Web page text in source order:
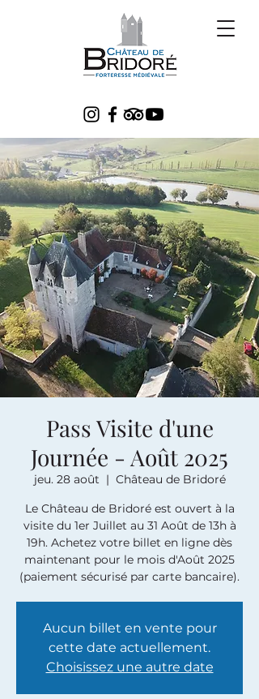
Pass Visite d'une
Journée - Août 2025
jeu. 28 août
  |
Château de Bridoré
Le Château de Bridoré est ouvert à la
visite du 1er Juillet au 31 Août de 13h à
19h. Achetez votre billet en ligne dès
maintenant pour le mois d'Août 2025
(paiement sécurisé par carte bancaire).
Aucun billet en vente pour
cette date actuellement.
Choisissez une autre date